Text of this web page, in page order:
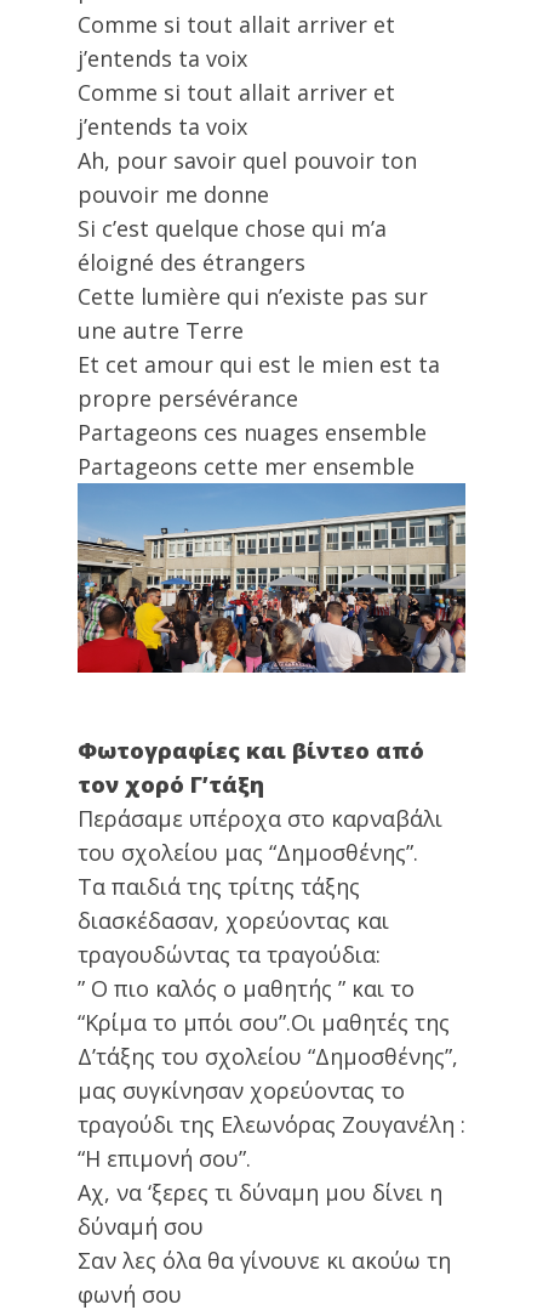
Comme si tout allait arriver et
j’entends ta voix
Comme si tout allait arriver et
j’entends ta voix
Ah, pour savoir quel pouvoir ton
pouvoir me donne
Si c’est quelque chose qui m’a
éloigné des étrangers
Cette lumière qui n’existe pas sur
une autre Terre
Et cet amour qui est le mien est ta
propre persévérance
Partageons ces nuages ​​ensemble
Partageons cette mer ensemble
Φωτογραφίες και βίντεο από
τον χορό Γ’τάξη
Περάσαμε υπέροχα στο καρναβάλι
του σχολείου μας “Δημοσθένης”.
Τα παιδιά της τρίτης τάξης
διασκέδασαν, χορεύοντας και
τραγουδώντας τα τραγούδια:
” Ο πιο καλός ο μαθητής ” και το
“Κρίμα το μπόι σου”.Οι μαθητές της
Δ’τάξης του σχολείου “Δημοσθένης”,
μας συγκίνησαν χορεύοντας το
τραγούδι της Ελεωνόρας Ζουγανέλη :
“Η επιμονή σου”.
Αχ, να ‘ξερες τι δύναμη μου δίνει η
δύναμή σου
Σαν λες όλα θα γίνουνε κι ακούω τη
φωνή σου